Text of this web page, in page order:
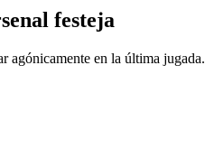
festeja
agónicamente en la última jugada.